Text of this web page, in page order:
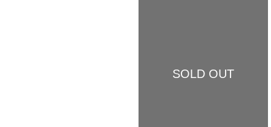
SOLD OUT